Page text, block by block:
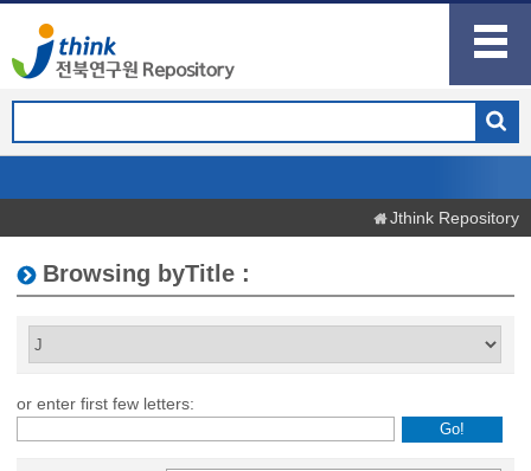
Jthink Repository
Browsing byTitle :
or enter first few letters: